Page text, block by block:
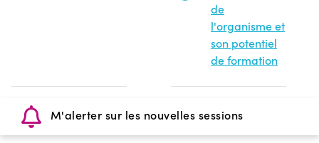
de
l'organisme et
son potentiel
de formation
M'alerter sur les nouvelles sessions